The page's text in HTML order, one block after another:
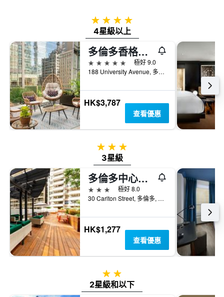
4星級
4星級以上
多倫多香格里拉大酒店
5星級
極好 9.0
188 University Avenue, 多倫多, ON, 加拿大
HK$3,787
查看優惠
3星級
3星級
多倫多中心假日酒店
3星級
極好 8.0
30 Carlton Street, 多倫多, ON, 加拿大
HK$1,277
查看優惠
2星級
2星級和以下